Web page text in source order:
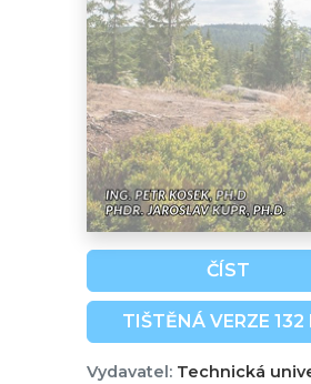
ČÍST
TIŠTĚNÁ VERZE 132
Vydavatel:Technická